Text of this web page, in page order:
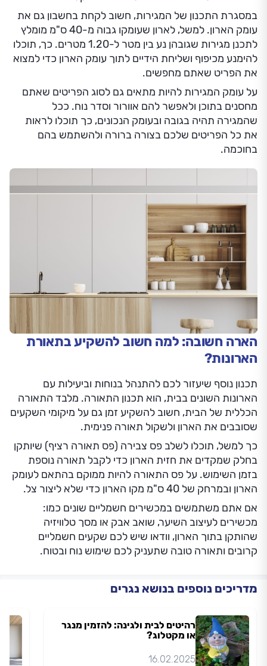
במסגרת התכנון של המגירות, חשוב לקחת בחשבון גם את
עומק הארון. למשל, לארון שעומקו גבוה מ-40 ס"מ מומלץ
לתכנן מגירות שגובהן נע בין מטר ל-1.20 מטרים. כך, תוכלו
להימנע מכיפוף ושליחת הידיים לתוך עומק הארון כדי למצוא
את הפריט שאתם מחפשים.
על עומק המגירות להיות מתאים גם לסוג הפריטים שאתם
מחסנים בתוכן ולאפשר להם אוורור וסדר נוח. ככל
שהמגירה תהיה בגובה ובעומק הנכונים, כך תוכלו לראות
את כל הפריטים שלכם בצורה ברורה ולהשתמש בהם
בחוכמה.
הארה חשובה: למה חשוב להשקיע בתאורת
הארונות?
תכנון נוסף שיעזור לכם להתנהל בנוחות וביעילות עם
הארונות השונים בבית, הוא תכנון התאורה. מלבד התאורה
הכללית של הבית, חשוב להשקיע זמן גם על מיקומי השקעים
שסובבים את הארון ולשקול תאורה פנימית.
כך למשל, תוכלו לשלב פס צבירה (פס תאורה רציף) שיותקן
בחלק שמקדים את חזית הארון כדי לקבל תאורה נוספת
בזמן השימוש. על פס התאורה להיות ממוקם בהתאם לעומק
הארון ובמרחק של 40 ס"מ מקו הארון כדי שלא ליצור צל.
אם אתם משתמשים במכשירים חשמליים שונים כמו:
מכשירים לעיצוב השיער, שואב אבק או מסך טלוויזיה
שהותקן בתוך הארון, וודאו שיש לכם שקעים חשמליים
קרובים ותאורה טובה שתעניק לכם שימוש נוח ובטוח.
מדריכים נוספים בנושא נגרים
רהיטים לבית ולגינה: להזמין מנגר
או מקטלוג?
16.02.2025